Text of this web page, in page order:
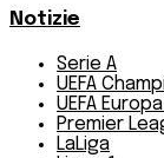
Notizie
Serie A
UEFA
UEFA
Premier
LaLiga